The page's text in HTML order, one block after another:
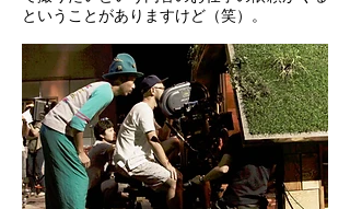
ということがありますけど（笑）。